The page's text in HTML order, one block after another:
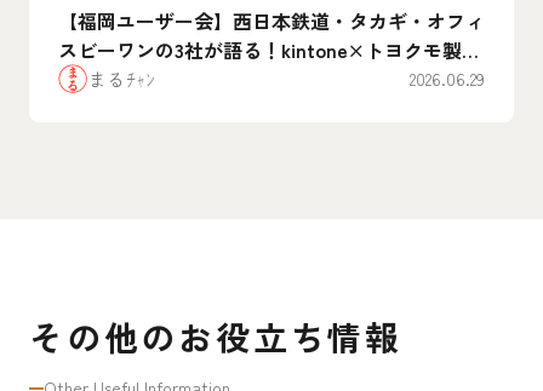
【福岡ユーザー会】西日本鉄道・タカギ・オフィ
スビーワンの3社が語る！kintone×トヨクモ製品
のリアルな”腹割”活用事例まとめ
まるﾁｬﾝ 2026.06.29
その他のお役立ち情報